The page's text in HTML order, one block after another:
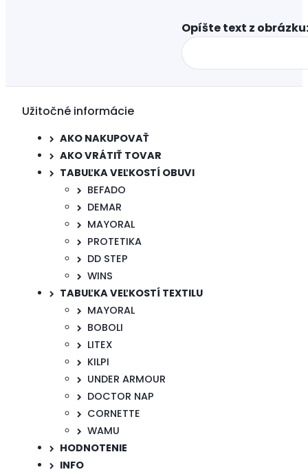
Opíšte text z
Užitočné informácie
AKO NAKUPOVAŤ
AKO VRÁTIŤ TOVAR
TABUĽKA VEĽKOSTÍ OBUVI
BEFADO
DEMAR
MAYORAL
PROTETIKA
DD STEP
WINS
TABUĽKA VEĽKOSTÍ TEXTILU
MAYORAL
BOBOLI
LITEX
KILPI
UNDER ARMOUR
DOCTOR NAP
CORNETTE
WAMU
HODNOTENIE
INFO